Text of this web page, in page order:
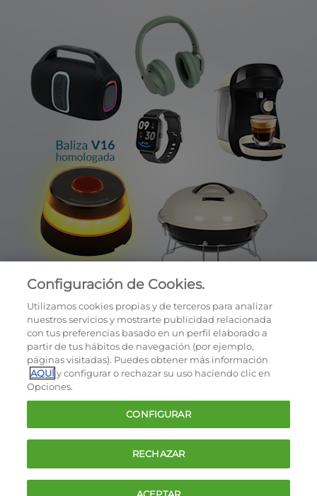
Cookies
Política de privacidad
Términos y condiciones de la oferta
Contacto
FAQ
Configuración de Cookies.
Utilizamos cookies propias y de terceros para analizar
nuestros servicios y mostrarte publicidad relacionada
con tus preferencias basado en un perfil elaborado a
partir de tus hábitos de navegación (por ejemplo,
páginas visitadas). Puedes obtener más información
AQUÍy configurar o rechazar su uso haciendo clic en
Opciones.
CONFIGURAR
RECHAZAR